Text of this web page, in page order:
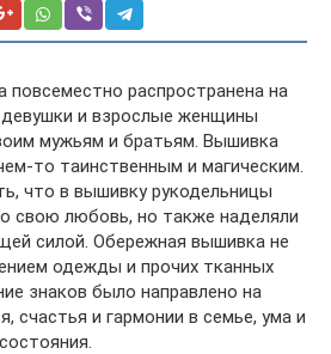
распространена на
и взрослые женщины
мужьям и братьям. Вышивка
то таинственным и магическим.
что в вышивку рукодельницы
свою любовь, но также наделяли
силой. Обережная вышивка не
одежды и прочих тканных
знаков было направлено на
счастья и гармонии в семье, ума и